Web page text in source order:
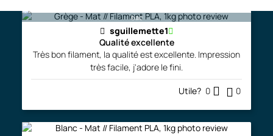
bac
sguillemette1
Qualité excellente
Très bon filament, la qualité est excellente. Impression
très facile, j'adore le fini.
Utile? 0 0